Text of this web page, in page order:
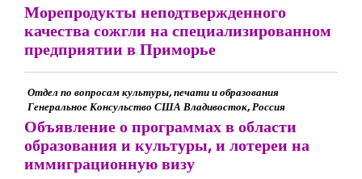
Морепродукты неподтвержденного
качества сожгли на специализированном
предприятии в Приморье
Отдел по вопросам культуры, печати и образования
Генеральное Консульство США Владивосток, Россия
Объявление о программах в области
образования и культуры, и лотереи на
иммиграционную визу